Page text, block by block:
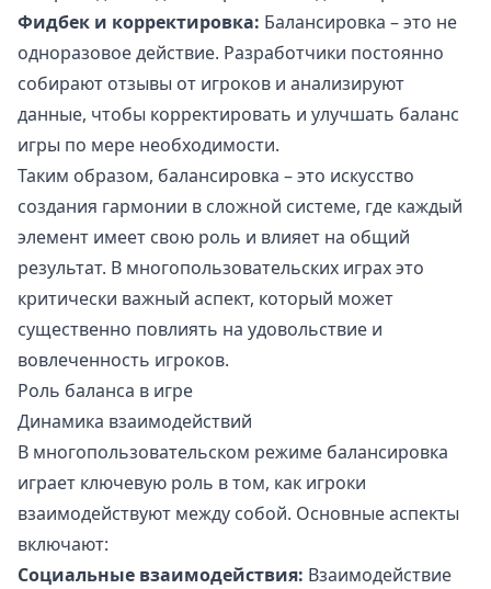
Фидбек и корректировка: Балансировка – это не
одноразовое действие. Разработчики постоянно
собирают отзывы от игроков и анализируют
данные, чтобы корректировать и улучшать баланс
игры по мере необходимости.
Таким образом, балансировка – это искусство
создания гармонии в сложной системе, где каждый
элемент имеет свою роль и влияет на общий
результат. В многопользовательских играх это
критически важный аспект, который может
существенно повлиять на удовольствие и
вовлеченность игроков.
Роль баланса в игре
Динамика взаимодействий
В многопользовательском режиме балансировка
играет ключевую роль в том, как игроки
взаимодействуют между собой. Основные аспекты
включают:
Социальные взаимодействия: Взаимодействие